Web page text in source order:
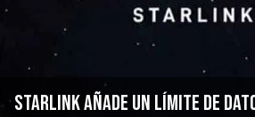
Starlink añade un límite de